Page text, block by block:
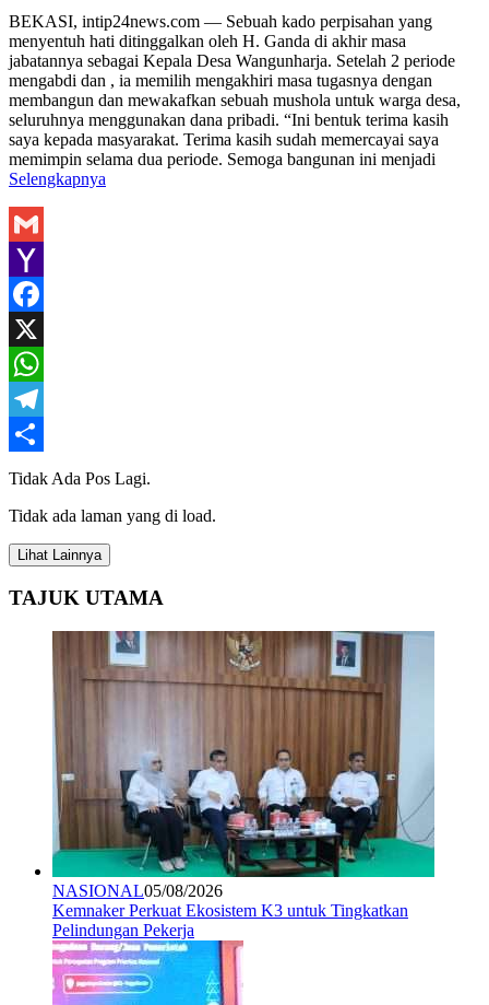
Share
BEKASI, intip24news.com — Sebuah kado perpisahan yang
menyentuh hati ditinggalkan oleh H. Ganda di akhir masa
jabatannya sebagai Kepala Desa Wangunharja. Setelah 2 periode
mengabdi dan , ia memilih mengakhiri masa tugasnya dengan
membangun dan mewakafkan sebuah mushola untuk warga desa,
seluruhnya menggunakan dana pribadi. “Ini bentuk terima kasih
saya kepada masyarakat. Terima kasih sudah memercayai saya
memimpin selama dua periode. Semoga bangunan ini menjadi
Selengkapnya
Gmail
Yahoo
Mail
Facebook
X
WhatsApp
Telegram
Share
Tidak Ada Pos Lagi.
Tidak ada laman yang di load.
Lihat Lainnya
TAJUK UTAMA
NASIONAL05/08/2026
Kemnaker Perkuat Ekosistem K3 untuk Tingkatkan
Pelindungan Pekerja